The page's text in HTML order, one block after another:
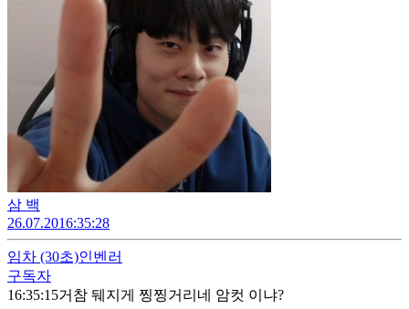
삼 백
26.07.2016:35:28
임차 (30초)인벤러
구독자
16:35:15거참 뒈지게 찡찡거리네 암컷 이냐?